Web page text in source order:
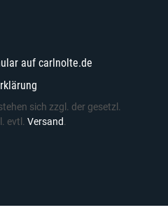
auf carlnolte.de
sich zzgl. der gesetzl.
evtl. Versand